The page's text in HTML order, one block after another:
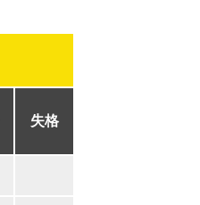
失格